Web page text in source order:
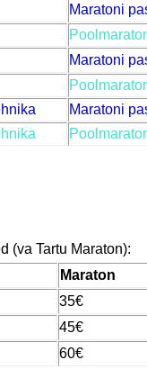
Maratoni
Maratoni
Maratoni
(va Tartu Maraton):
Maraton
35€
45€
60€